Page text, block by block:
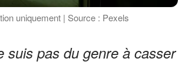
uniquement | Source : Pexels
suis pas du genre à casser